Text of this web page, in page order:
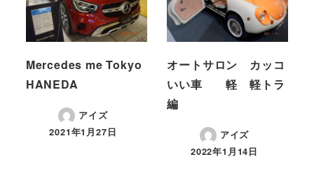
Mercedes me Tokyo
HANEDA
アイズ
2021年1月27日
オートサロン カッコ
いい車 軽 軽トラ
編
アイズ
2022年1月14日